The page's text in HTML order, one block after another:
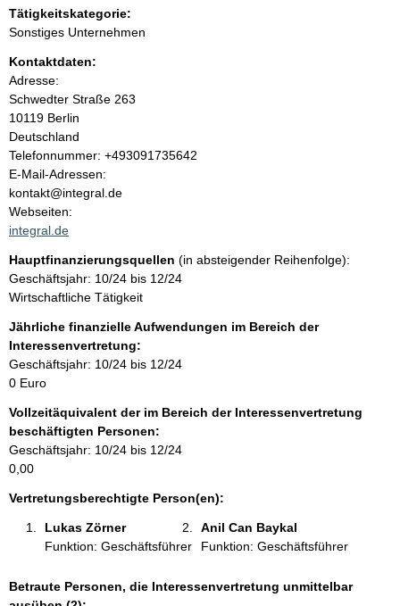
n
i
n
h
a
l
t
r
Tätigkeitskategorie:
Sonstiges Unternehmen
Kontaktdaten:
Adresse:
Schwedter Straße 263
10119 Berlin
Deutschland
K
o
n
t
a
t
i
n
f
o
r
m
t
i
o
n
e
Telefonnummer: +493091735642
E-Mail-Adressen:
kontakt@integral.de
Webseiten:
integral.de
Hauptfinanzierungsquellen (in absteigender Reihenfolge):
Geschäftsjahr: 10/24 bis 12/24
Wirtschaftliche Tätigkeit
Jährliche finanzielle Aufwendungen im Bereich der
Interessenvertretung:
Geschäftsjahr: 10/24 bis 12/24
0 Euro
Vollzeitäquivalent der im Bereich der Interessenvertretung
beschäftigten Personen:
Geschäftsjahr: 10/24 bis 12/24
0,00
Vertretungsberechtigte Person(en):
Lukas Zörner
Funktion: Geschäftsführer
Anil Can Baykal
Funktion: Geschäftsführer
Betraute Personen, die Interessenvertretung unmittelbar